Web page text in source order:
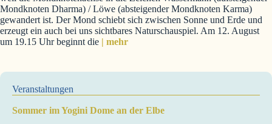
Mondknoten Dharma) / Löwe (absteigender Mondknoten Karma)
gewandert ist. Der Mond schiebt sich zwischen Sonne und Erde und
erzeugt ein auch bei uns sichtbares Naturschauspiel. Am 12. August
um 19.15 Uhr beginnt die | mehr
Veranstaltungen
Sommer im Yogini Dome an der Elbe